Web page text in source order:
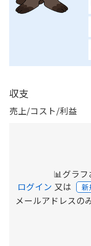
収支
売上/コスト/利益
📊グラ
ログイン 又は 新
メールアドレスの